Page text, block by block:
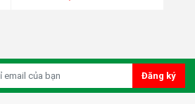
Đăng ký